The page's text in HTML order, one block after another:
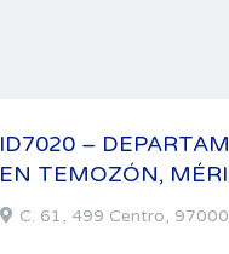
ID7020 –
EN TEMOZÓN,
C. 61, 499 Centro,